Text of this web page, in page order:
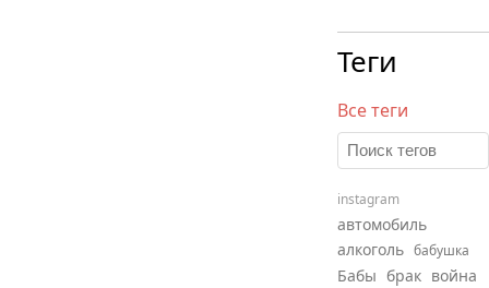
Теги
Все теги
instagram
автомобиль
алкоголь бабушка
Бабы брак война